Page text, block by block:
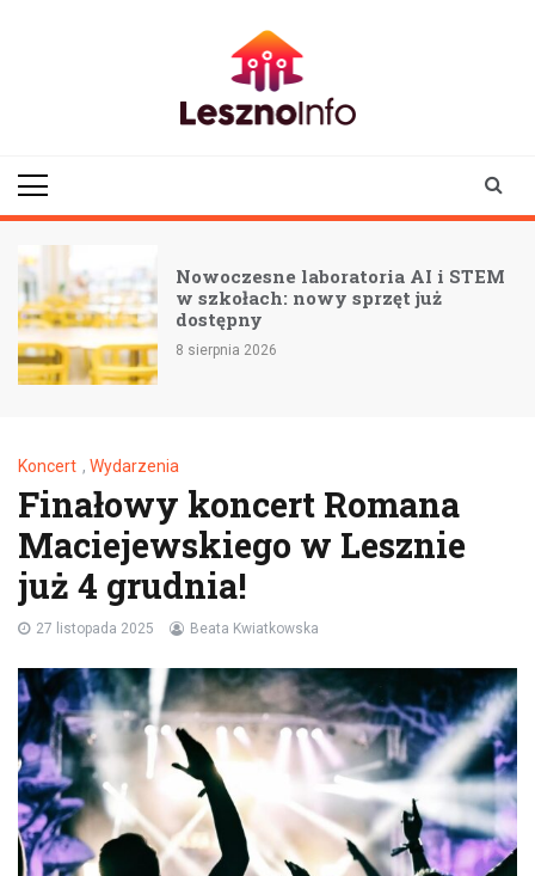
Nowoczesne laboratoria AI i STEM
w szkołach: nowy sprzęt już
dostępny
8 sierpnia 2026
Koncert , Wydarzenia
Finałowy koncert Romana
Maciejewskiego w Lesznie
już 4 grudnia!
27 listopada 2025 Beata Kwiatkowska